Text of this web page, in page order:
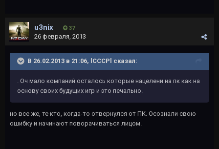
u3nix 37
26 февраля, 2013
В 26.02.2013 в 21:06, lCCCPl сказал:
. Оч мало компаний осталось которые нацелени на пк как на
основу своих будущих игр и это печально.
но все же, те кто, когда-то отвернулся от ПК. Осознали свою
ошибку и начинают поворачиваться лицом.